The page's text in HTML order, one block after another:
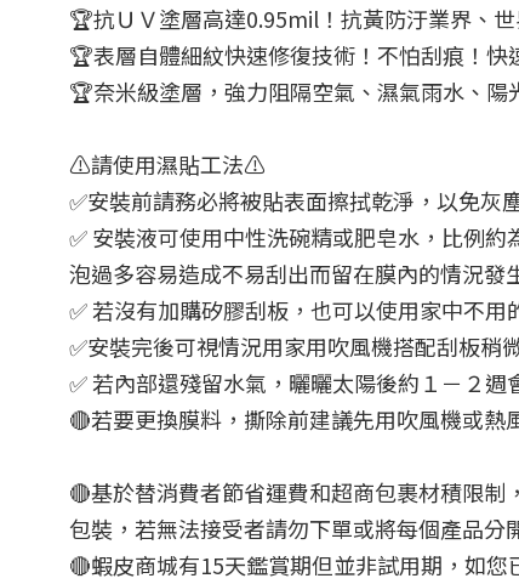
🏆抗ＵＶ塗層高達0.95mil！抗黃防汙業界、世
🏆表層自體細紋快速修復技術！不怕刮痕！快
🏆奈米級塗層，強力阻隔空氣、濕氣雨水、
⚠️請使用濕貼工法⚠️
✅安裝前請務必將被貼表面擦拭乾淨，以免灰
✅ 安裝液可使用中性洗碗精或肥皂水，比例
泡過多容易造成不易刮出而留在膜內的情況發
✅ 若沒有加購矽膠刮板，也可以使用家中不
✅安裝完後可視情況用家用吹風機搭配刮板稍
✅ 若內部還殘留水氣，曬曬太陽後約１－２
🔴若要更換膜料，撕除前建議先用吹風機或熱
🔴基於替消費者節省運費和超商包裹材積限
包裝，若無法接受者請勿下單或將每個產品分
🔴蝦皮商城有15天鑑賞期但並非試用期，如